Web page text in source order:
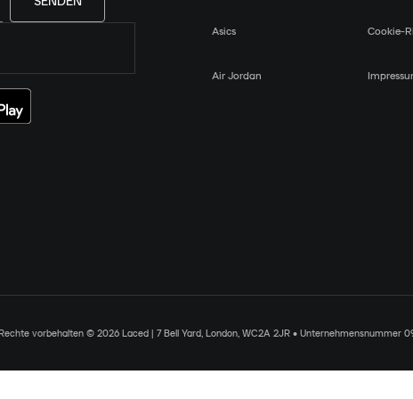
Asics
Air Jordan
Cookie-
vorbehalten © 2026 Laced | 7 Bell Yard, London, WC2A 2JR • Unternehmensnummer